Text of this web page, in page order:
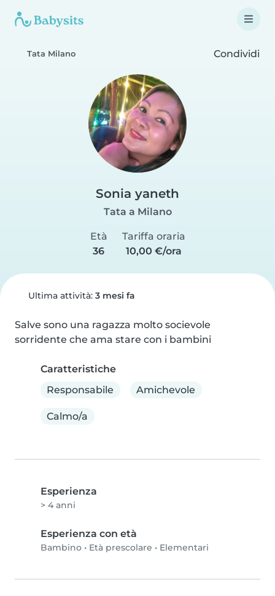
Tata Milano Condividi
Sonia yaneth
Tata a Milano
Età
36
Tariffa oraria
10,00 €/ora
Ultima attività: 3 mesi fa
Salve sono una ragazza molto socievole
sorridente che ama stare con i bambini
Caratteristiche
Responsabile
Amichevole
Calmo/a
Esperienza
> 4 anni
Esperienza con età
Bambino • Età prescolare • Elementari